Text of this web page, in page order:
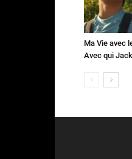
Ma Vie avec
Avec qui